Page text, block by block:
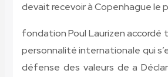
devait recevoir à Copenhague le
fondation Poul Laurizen accordé
personnalité internationale qui
défense des valeurs de a